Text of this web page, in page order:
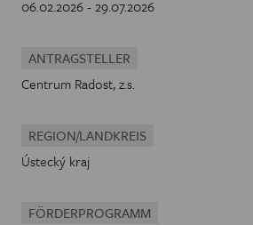
06.02.2026 - 29.07.2026
ANTRAGSTELLER
Centrum Radost, z.s.
REGION/LANDKREIS
Ústecký kraj
FÖRDERPROGRAMM